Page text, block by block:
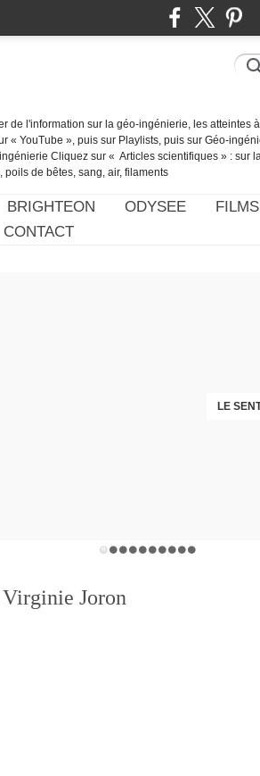
de l'information sur la géo-ingénierie, les atteintes
« YouTube », puis sur Playlists, puis sur Géo-
Cliquez sur « Articles scientifiques » : sur
de bêtes, sang, air, filaments
BRIGHTEON ODYSEE FILMS
CONTACT
LE
Joron